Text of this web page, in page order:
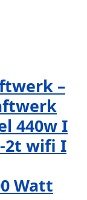
–
440w I
2t wifi I
Watt